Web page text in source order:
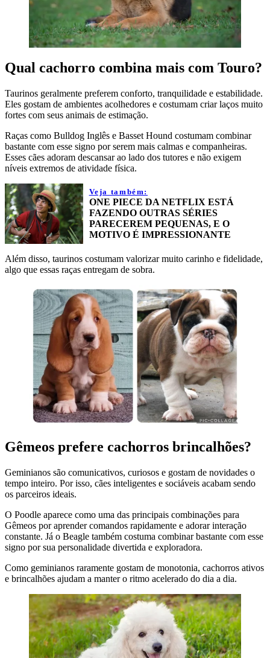
Qual cachorro combina mais com Touro?
Taurinos geralmente preferem conforto, tranquilidade e estabilidade.
Eles gostam de ambientes acolhedores e costumam criar laços muito
fortes com seus animais de estimação.
Raças como Bulldog Inglês e Basset Hound costumam combinar
bastante com esse signo por serem mais calmas e companheiras.
Esses cães adoram descansar ao lado dos tutores e não exigem
níveis extremos de atividade física.
Veja também:
ONE PIECE DA NETFLIX ESTÁ
FAZENDO OUTRAS SÉRIES
PARECEREM PEQUENAS, E O
MOTIVO É IMPRESSIONANTE
Além disso, taurinos costumam valorizar muito carinho e fidelidade,
algo que essas raças entregam de sobra.
Gêmeos prefere cachorros brincalhões?
Geminianos são comunicativos, curiosos e gostam de novidades o
tempo inteiro. Por isso, cães inteligentes e sociáveis acabam sendo
os parceiros ideais.
O Poodle aparece como uma das principais combinações para
Gêmeos por aprender comandos rapidamente e adorar interação
constante. Já o Beagle também costuma combinar bastante com esse
signo por sua personalidade divertida e exploradora.
Como geminianos raramente gostam de monotonia, cachorros ativos
e brincalhões ajudam a manter o ritmo acelerado do dia a dia.